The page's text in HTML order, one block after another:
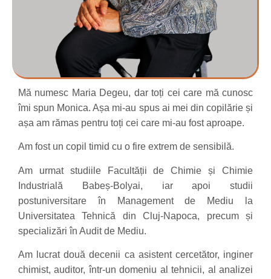
Mă numesc Maria Degeu, dar toți cei care mă cunosc
îmi spun Monica. Așa mi-au spus ai mei din copilărie și
așa am rămas pentru toți cei care mi-au fost aproape.
Am fost un copil timid cu o fire extrem de sensibilă.
Am urmat studiile Facultății de Chimie și Chimie
Industrială Babeș-Bolyai, iar apoi studii
postuniversitare în Management de Mediu la
Universitatea Tehnică din Cluj-Napoca, precum și
specializări în Audit de Mediu.
Am lucrat două decenii ca asistent cercetător, inginer
chimist, auditor, într-un domeniu al tehnicii, al analizei